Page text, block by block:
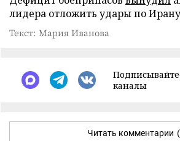
лидера отложить удары по
Текст: Мария Иванова
каналы
Читать комментарии